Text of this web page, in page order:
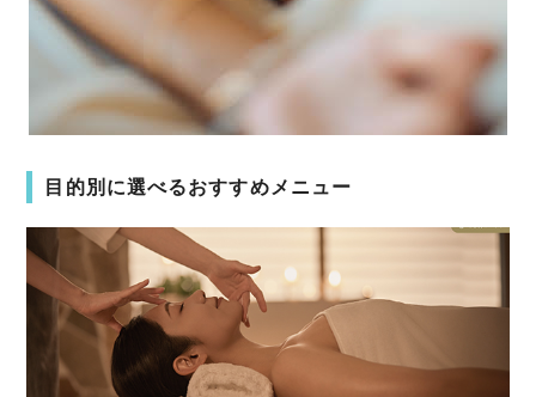
目的別に選べるおすすめメニュー